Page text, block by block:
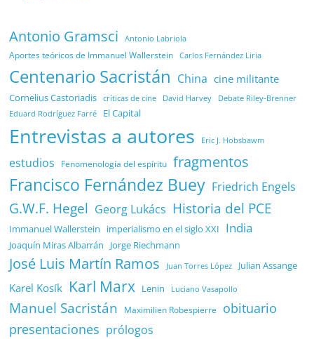
Antonio Gramsci Antonio Labriola
Aportes teóricos de Immanuel Wallerstein Carlos Fernández Liria
Centenario Sacristán China cine militante
Cornelius Castoriadis críticas de cine David Harvey Debate Riley-Brenner
Eduard Rodríguez Farré El Capital
Entrevistas a autores Eric J. Hobsbawm
estudios Fenomenología del espíritu fragmentos
Francisco Fernández Buey Friedrich Engels
G.W.F. Hegel Georg Lukács Historia del PCE
Immanuel Wallerstein imperialismo en el siglo XXI India
Joaquín Miras Albarrán Jorge Riechmann
José Luis Martín Ramos Juan Torres López Julian Assange
Karel Kosík Karl Marx Lenin Luciano Vasapollo
Manuel Sacristán Maximilien Robespierre
obituario
presentaciones prólogos